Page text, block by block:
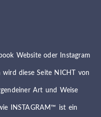
Website oder Instagram
diese Seite NICHT von
Art und Weise
INSTAGRAM™ ist ein